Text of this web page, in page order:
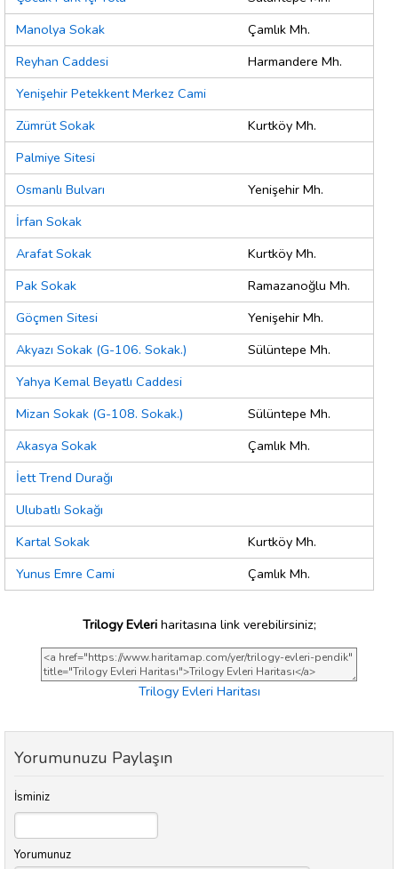
Manolya Sokak
Çamlık Mh.
Reyhan Caddesi
Harmandere Mh.
Yenişehir Petekkent Merkez Cami
Zümrüt Sokak
Kurtköy Mh.
Palmiye Sitesi
Osmanlı Bulvarı
Yenişehir Mh.
İrfan Sokak
Arafat Sokak
Kurtköy Mh.
Pak Sokak
Ramazanoğlu Mh.
Göçmen Sitesi
Yenişehir Mh.
Akyazı Sokak (G-106. Sokak.)
Sülüntepe Mh.
Yahya Kemal Beyatlı Caddesi
Mizan Sokak (G-108. Sokak.)
Sülüntepe Mh.
Akasya Sokak
Çamlık Mh.
İett Trend Durağı
Ulubatlı Sokağı
Kartal Sokak
Kurtköy Mh.
Yunus Emre Cami
Çamlık Mh.
Trilogy Evleriharitasına link verebilirsiniz;
Trilogy Evleri Haritası
Yorumunuzu Paylaşın
İsminiz
Yorumunuz